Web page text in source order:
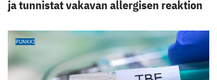
ja tunnistat vakavan allergisen reaktion
PUNKKI